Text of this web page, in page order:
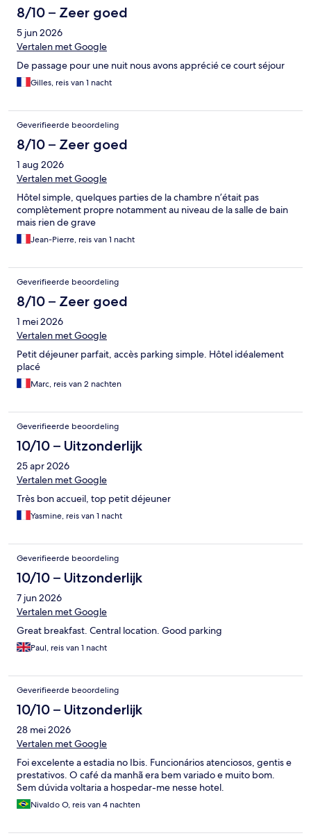
8/10 – Zeer goed
5 jun 2026
Vertalen met Google
De passage pour une nuit nous avons apprécié ce court séjour
Gilles, reis van 1 nacht
Geverifieerde beoordeling
8/10 – Zeer goed
1 aug 2026
Vertalen met Google
Hôtel simple, quelques parties de la chambre n’était pas
complètement propre notamment au niveau de la salle de bain
mais rien de grave
Jean-Pierre, reis van 1 nacht
Geverifieerde beoordeling
8/10 – Zeer goed
1 mei 2026
Vertalen met Google
Petit déjeuner parfait, accès parking simple. Hôtel idéalement
placé
Marc, reis van 2 nachten
Geverifieerde beoordeling
10/10 – Uitzonderlijk
25 apr 2026
Vertalen met Google
Très bon accueil, top petit déjeuner
Yasmine, reis van 1 nacht
Geverifieerde beoordeling
10/10 – Uitzonderlijk
7 jun 2026
Vertalen met Google
Great breakfast. Central location. Good parking
Paul, reis van 1 nacht
Geverifieerde beoordeling
10/10 – Uitzonderlijk
28 mei 2026
Vertalen met Google
Foi excelente a estadia no Ibis. Funcionários atenciosos, gentis e
prestativos. O café da manhã era bem variado e muito bom.
Sem dúvida voltaria a hospedar-me nesse hotel.
Nivaldo O, reis van 4 nachten